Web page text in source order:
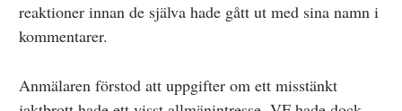
reaktioner innan de själva hade gått ut med sina namn i
kommentarer.
Anmälaren förstod att uppgifter om ett misstänkt